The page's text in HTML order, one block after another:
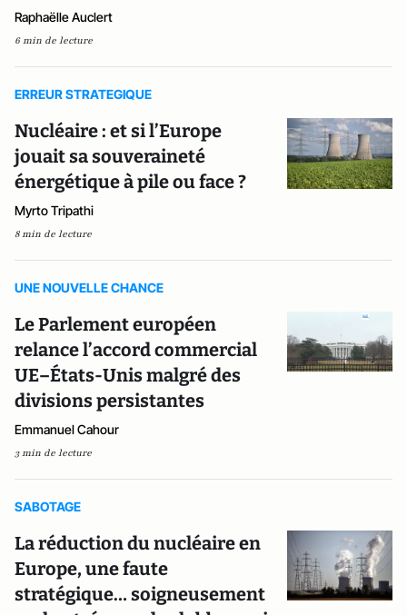
Raphaëlle Auclert
6 min de lecture
ERREUR STRATEGIQUE
Nucléaire : et si l’Europe
jouait sa souveraineté
énergétique à pile ou face ?
Myrto Tripathi
8 min de lecture
UNE NOUVELLE CHANCE
Le Parlement européen
relance l’accord commercial
UE–États-Unis malgré des
divisions persistantes
Emmanuel Cahour
3 min de lecture
SABOTAGE
La réduction du nucléaire en
Europe, une faute
stratégique… soigneusement